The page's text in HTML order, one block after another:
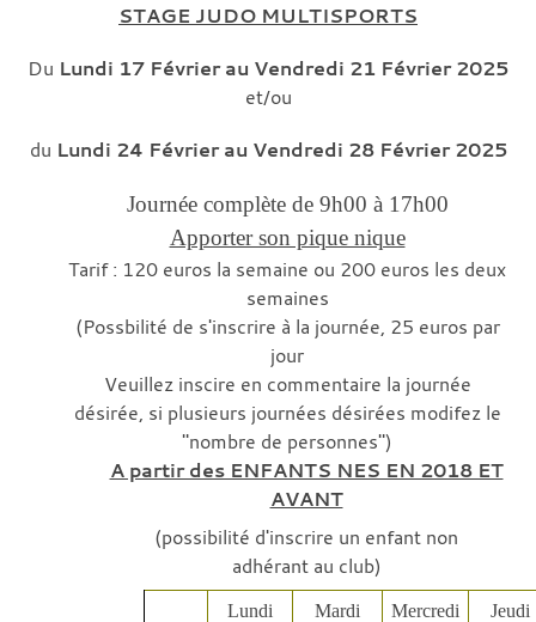
STAGE JUDO MULTISPORTS
Du Lundi 17 Février au Vendredi 21 Février 2025
et/ou
du Lundi 24 Février au Vendredi 28 Février 2025
Journée complète de 9h00 à 17h00
Apporter son pique nique
Tarif : 120 euros la semaine ou 200 euros les deux
semaines
(Possbilité de s'inscrire à la journée, 25 euros par
jour
Veuillez inscire en commentaire la journée
désirée, si plusieurs journées désirées modifez le
"nombre de personnes")
A partir des ENFANTS NES EN 2018 ET
AVANT
(possibilité d'inscrire un enfant non
adhérant au club)
Lundi Mardi Mercredi Jeudi